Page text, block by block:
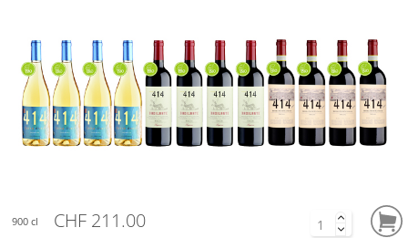
900 cl CHF 211.00